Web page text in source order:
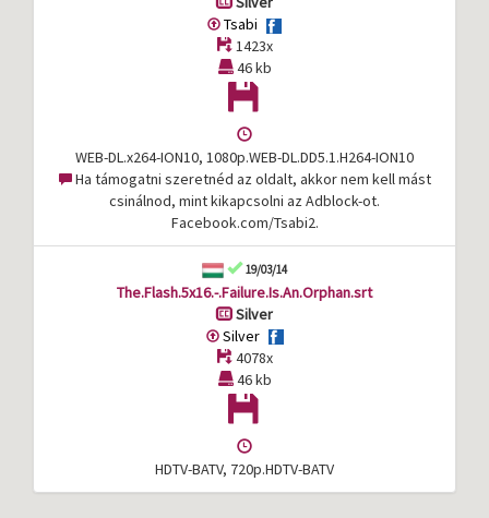
Tsabi
1423x
46 kb
WEB-DL.x264-ION10, 1080p.WEB-DL.DD5.1.H264-ION10
Ha támogatni szeretnéd az oldalt, akkor nem kell mást
csinálnod, mint kikapcsolni az Adblock-ot.
Facebook.com/Tsabi2.
19/03/14
The.Flash.5x16.-.Failure.Is.An.Orphan.srt
Silver
Silver
4078x
46 kb
HDTV-BATV, 720p.HDTV-BATV